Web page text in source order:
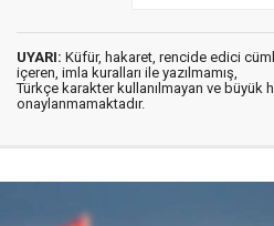
UYARI: Küfür, hakaret, rencide edici
içeren, imla kuralları ile yazılmamış,
Türkçe karakter kullanılmayan ve büyük
onaylanmamaktadır.